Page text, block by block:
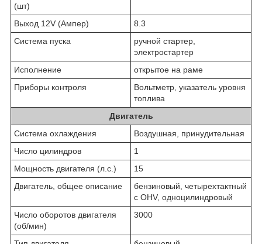
(шт)
Выход 12V (Ампер)
8.3
Система пуска
ручной стартер,
электростартер
Исполнение
открытое на раме
Приборы контроля
Вольтметр, указатель уровня
топлива
Двигатель
Система охлаждения
Воздушная, принудительная
Число цилиндров
1
Мощность двигателя (л.с.)
15
Двигатель, общее описание
бензиновый, четырехтактный
с OHV, одноцилиндровый
Число оборотов двигателя
(об/мин)
3000